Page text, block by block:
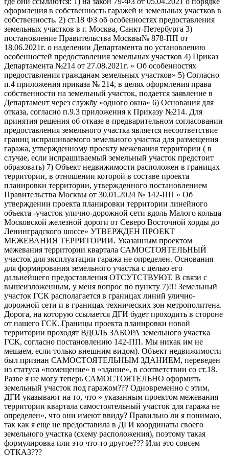
оформления в собственность гаражей и земельных участков в
собственность. 2) ст.18 ФЗ об особенностях предоставления
земельных участков в г. Москва, Санкт-Петербурга 3)
постановление Правительства Москвы№ 878-ПП от
18.06.2021г. о наделении Департамента по установлению
особенностей предоставления земельных участков 4) Приказ
Департамента №214 от 27.08.2021г. » Об особенностях
предоставления гражданам земельных участков» 5) Согласно
п.4 приложения приказа № 214, в целях оформления права
собственности на земельный участок, подается заявление в
Департамент через службу «одного окна» 6) Основания для
отказа, согласно п.9.3 приложения к Приказу №214. Для
принятия решения об отказе в предварительном согласовании
предоставления земельного участка является несоответствие
границ испрашиваемого земельного участка для размещения
гаража, утвержденному проекту межевания территории ( в
случае, если испрашиваемый земельный участок предстоит
образовать) 7) Объект недвижимости расположен в границах
территории, в отношении которой в составе проекта
планировки территории, утвержденного постановлением
Правительства Москвы от 30.01.2024 № 142-ПП » Об
утверждении проекта планировки территории линейного
объекта -участок улично-дорожной сети вдоль Малого кольца
Московской железной дороги от Северо Восточной хорды до
Ленинградского шоссе» УТВЕРЖДЕН ПРОЕКТ
МЕЖЕВАНИЯ ТЕРРИТОРИИ. Указанным проектом
межевания территории квартала САМОСТОЯТЕЛЬНЫЙ
участок для эксплуатации гаража не определен. Основания
для формирования земельного участка с целью его
дальнейшего предоставления ОТСУТСТВУЮТ. В связи с
вышеизложенным, у меня вопрос по пункту 7)!!! Земельный
участок ГСК располагается в границах линий улично-
дорожной сети и в границах технических зон метрополитена.
Дорога, на которую ссылается ДГИ будет проходить в стороне
от нашего ГСК. Границы проекта планировки новой
территории проходят ВДОЛЬ ЗАБОРА земельного участка
ГСК, согласно постановлению 142-ПП. Мы никак им не
мешаем, если только внешним видом). Объект недвижимости
был признан САМОСТОЯТЕЛЬНЫМ ЗДАНИЕМ, переведен
из статуса «помещение» в «здание», в соответствии со ст.18.
Разве я не могу теперь САМОСТОЯТЕЛЬНО оформить
земельный участок под гаражом??? Одновременно с этим,
ДГИ указывают на то, что » указанным проектом межевания
территории квартала самостоятельный участок для гаража не
определен», что они имеют ввиду? Правильно ли я понимаю,
так как я еще не предоставила в ДГИ координаты своего
земельного участка (схему расположения), поэтому такая
формулировка или это что-то другое??? Или это совсем
ОТКАЗ???